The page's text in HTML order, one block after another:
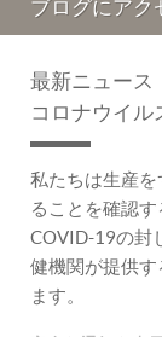
ブログにアク
最新ニュース
コロナウイル
私たちは生産
ることを確認
COVID-19の封
健機関が提供
ます。